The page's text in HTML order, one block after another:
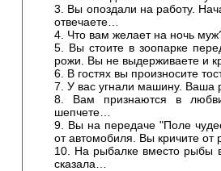
3. Вы опоздали на работу.
отвечаете…
4. Что вам желает на ночь
5. Вы стоите в зоопарке
рожи. Вы не выдерживаете и
6. В гостях вы произносите
7. У вас угнали машину. Ваша
8. Вам признаются в
шепчете…
9. Вы на передаче "Поле
от автомобиля. Вы кричите от
10. На рыбалке вместо рыбы
сказала…